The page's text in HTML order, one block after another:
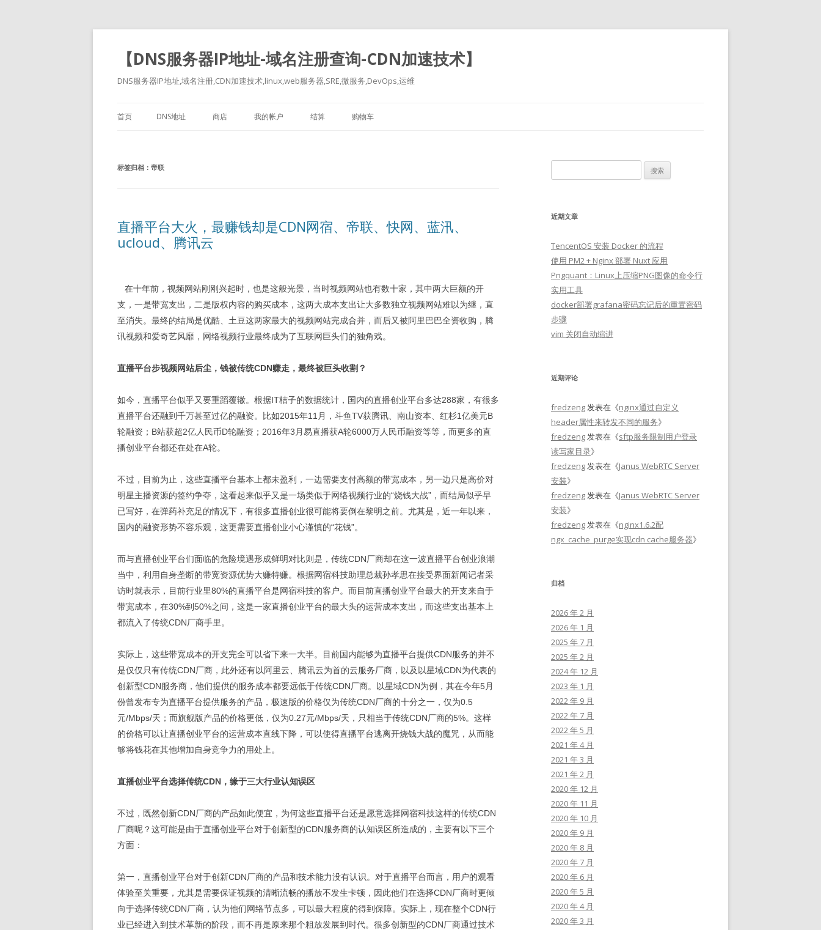
【DNS服务器IP地址-域名注册查询-CDN加速技术】
DNS服务器IP地址,域名注册,CDN加速技术,linux,web服务器,SRE,微服务,DevOps,运维
首页 DNS地址 商店 我的帐户 结算 购物车
标签归档： 帝联
直播平台大火，最赚钱却是CDN网宿、帝联、快网、蓝汛、
ucloud、腾讯云
在十年前，视频网站刚刚兴起时，也是这般光景，当时视频网站也有数十家，其中两大巨额的开
支，一是带宽支出，二是版权内容的购买成本，这两大成本支出让大多数独立视频网站难以为继，直
至消失。最终的结局是优酷、土豆这两家最大的视频网站完成合并，而后又被阿里巴巴全资收购，腾
讯视频和爱奇艺风靡，网络视频行业最终成为了互联网巨头们的独角戏。
直播平台步视频网站后尘，钱被传统CDN赚走，最终被巨头收割？
如今，直播平台似乎又要重蹈覆辙。根据IT桔子的数据统计，国内的直播创业平台多达288家，有很多
直播平台还融到千万甚至过亿的融资。比如2015年11月，斗鱼TV获腾讯、南山资本、红杉1亿美元B
轮融资；B站获超2亿人民币D轮融资；2016年3月易直播获A轮6000万人民币融资等等，而更多的直
播创业平台都还在处在A轮。
不过，目前为止，这些直播平台基本上都未盈利，一边需要支付高额的带宽成本，另一边只是高价对
明星主播资源的签约争夺，这看起来似乎又是一场类似于网络视频行业的“烧钱大战”，而结局似乎早
已写好，在弹药补充足的情况下，有很多直播创业很可能将要倒在黎明之前。尤其是，近一年以来，
国内的融资形势不容乐观，这更需要直播创业小心谨慎的“花钱”。
而与直播创业平台们面临的危险境遇形成鲜明对比则是，传统CDN厂商却在这一波直播平台创业浪潮
当中，利用自身垄断的带宽资源优势大赚特赚。根据网宿科技助理总裁孙孝思在接受界面新闻记者采
访时就表示，目前行业里80%的直播平台是网宿科技的客户。而目前直播创业平台最大的开支来自于
带宽成本，在30%到50%之间，这是一家直播创业平台的最大头的运营成本支出，而这些支出基本上
都流入了传统CDN厂商手里。
实际上，这些带宽成本的开支完全可以省下来一大半。目前国内能够为直播平台提供CDN服务的并不
是仅仅只有传统CDN厂商，此外还有以阿里云、腾讯云为首的云服务厂商，以及以星域CDN为代表的
创新型CDN服务商，他们提供的服务成本都要远低于传统CDN厂商。以星域CDN为例，其在今年5月
份曾发布专为直播平台提供服务的产品，极速版的价格仅为传统CDN厂商的十分之一，仅为0.5
元/Mbps/天；而旗舰版产品的价格更低，仅为0.27元/Mbps/天，只相当于传统CDN厂商的5%。这样
的价格可以让直播创业平台的运营成本直线下降，可以使得直播平台逃离开烧钱大战的魔咒，从而能
够将钱花在其他增加自身竞争力的用处上。
直播创业平台选择传统CDN，缘于三大行业认知误区
不过，既然创新CDN厂商的产品如此便宜，为何这些直播平台还是愿意选择网宿科技这样的传统CDN
厂商呢？这可能是由于直播创业平台对于创新型的CDN服务商的认知误区所造成的，主要有以下三个
方面：
第一，直播创业平台对于创新CDN厂商的产品和技术能力没有认识。对于直播平台而言，用户的观看
体验至关重要，尤其是需要保证视频的清晰流畅的播放不发生卡顿，因此他们在选择CDN厂商时更倾
向于选择传统CDN厂商，认为他们网络节点多，可以最大程度的得到保障。实际上，现在整个CDN行
业已经进入到技术革新的阶段，而不再是原来那个粗放发展到时代。很多创新型的CDN厂商通过技术
索：
近期文章
TencentOS 安装 Docker 的流程
使用 PM2 + Nginx 部署 Nuxt 应用
Pngquant：Linux上压缩PNG图像的命令行
实用工具
docker部署grafana密码忘记后的重置密码
步骤
vim 关闭自动缩进
近期评论
fredzeng发表在《nginx通过自定义
header属性来转发不同的服务》
fredzeng发表在《sftp服务限制用户登录
读写家目录》
fredzeng发表在《Janus WebRTC Server
安装》
fredzeng发表在《Janus WebRTC Server
安装》
fredzeng发表在《nginx1.6.2配
ngx_cache_purge实现cdn cache服务器》
归档
2026 年 2 月
2026 年 1 月
2025 年 7 月
2025 年 2 月
2024 年 12 月
2023 年 1 月
2022 年 9 月
2022 年 7 月
2022 年 5 月
2021 年 4 月
2021 年 3 月
2021 年 2 月
2020 年 12 月
2020 年 11 月
2020 年 10 月
2020 年 9 月
2020 年 8 月
2020 年 7 月
2020 年 6 月
2020 年 5 月
2020 年 4 月
2020 年 3 月